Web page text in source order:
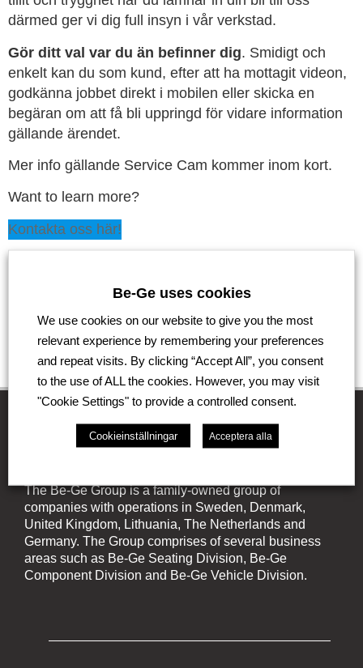
därmed ger vi dig full insyn i vår verkstad.
Gör ditt val var du än befinner dig. Smidigt och
enkelt kan du som kund, efter att ha mottagit videon,
godkänna jobbet direkt i mobilen eller skicka en
begäran om att få bli uppringd för vidare information
gällande ärendet.
Mer info gällande Service Cam kommer inom kort.
Want to learn more?
Kontakta oss här!
The Be-Ge Group is a family-owned group of
companies with operations in Sweden, Denmark,
United Kingdom, Lithuania, The Netherlands and
Germany. The Group comprises of several business
areas such as Be-Ge Seating Division, Be-Ge
Component Division and Be-Ge Vehicle Division.
Be-Ge uses cookies
We use cookies on our website to give you the most
relevant experience by remembering your preferences
and repeat visits. By clicking “Accept All”, you consent
to the use of ALL the cookies. However, you may visit
"Cookie Settings" to provide a controlled consent.
Cookieinställningar Acceptera alla